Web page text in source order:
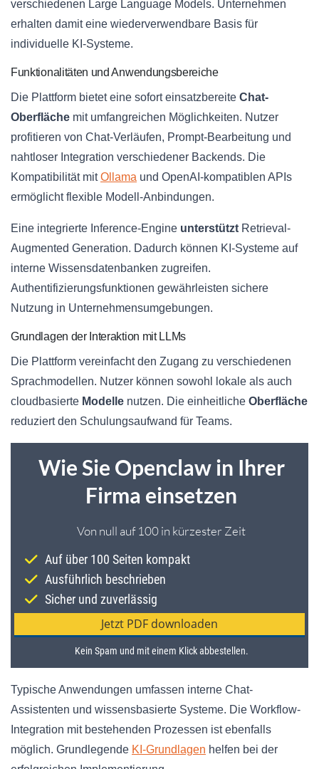
verschiedenen Large Language Models. Unternehmen
erhalten damit eine wiederverwendbare Basis für
individuelle KI-Systeme.
Funktionalitäten und Anwendungsbereiche
Die Plattform bietet eine sofort einsatzbereite Chat-
Oberfläche mit umfangreichen Möglichkeiten. Nutzer
profitieren von Chat-Verläufen, Prompt-Bearbeitung und
nahtloser Integration verschiedener Backends. Die
Kompatibilität mitOllama und OpenAI-kompatiblen APIs
ermöglicht flexible Modell-Anbindungen.
Eine integrierte Inference-Engine unterstützt Retrieval-
Augmented Generation. Dadurch können KI-Systeme auf
interne Wissensdatenbanken zugreifen.
Authentifizierungsfunktionen gewährleisten sichere
Nutzung in Unternehmensumgebungen.
Grundlagen der Interaktion mit LLMs
Die Plattform vereinfacht den Zugang zu verschiedenen
Sprachmodellen. Nutzer können sowohl lokale als auch
cloudbasierte Modelle nutzen. Die einheitliche Oberfläche
reduziert den Schulungsaufwand für Teams.
Typische Anwendungen umfassen interne Chat-
Assistenten und wissensbasierte Systeme. Die Workflow-
Integration mit bestehenden Prozessen ist ebenfalls
möglich. Grundlegende KI-Grundlagen helfen bei der